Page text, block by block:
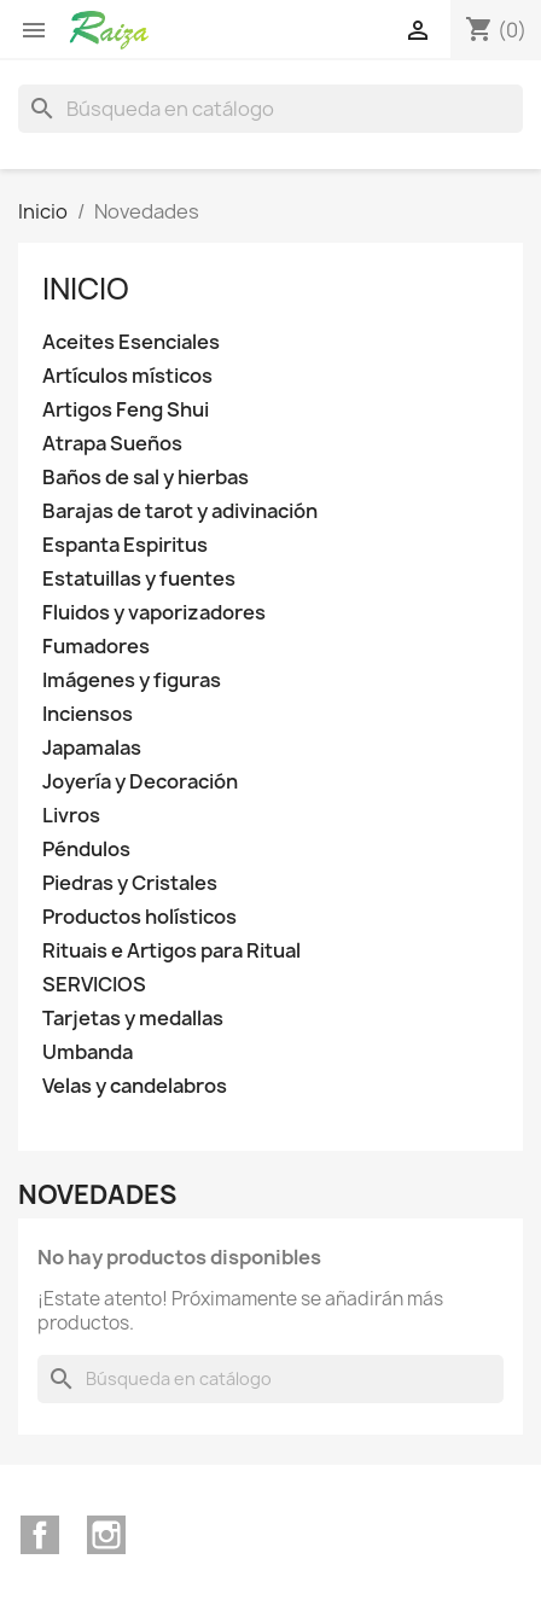
 shopping_cart (0)

search
Inicio Novedades
INICIO
Aceites Esenciales
Artículos místicos
Artigos Feng Shui
Atrapa Sueños
Baños de sal y hierbas
Barajas de tarot y adivinación
Espanta Espiritus
Estatuillas y fuentes
Fluidos y vaporizadores
Fumadores
Imágenes y figuras
Inciensos
Japamalas
Joyería y Decoración
Livros
Péndulos
Piedras y Cristales
Productos holísticos
Rituais e Artigos para Ritual
SERVICIOS
Tarjetas y medallas
Umbanda
Velas y candelabros
NOVEDADES
No hay productos disponibles
¡Estate atento! Próximamente se añadirán más
productos.
search
Facebook